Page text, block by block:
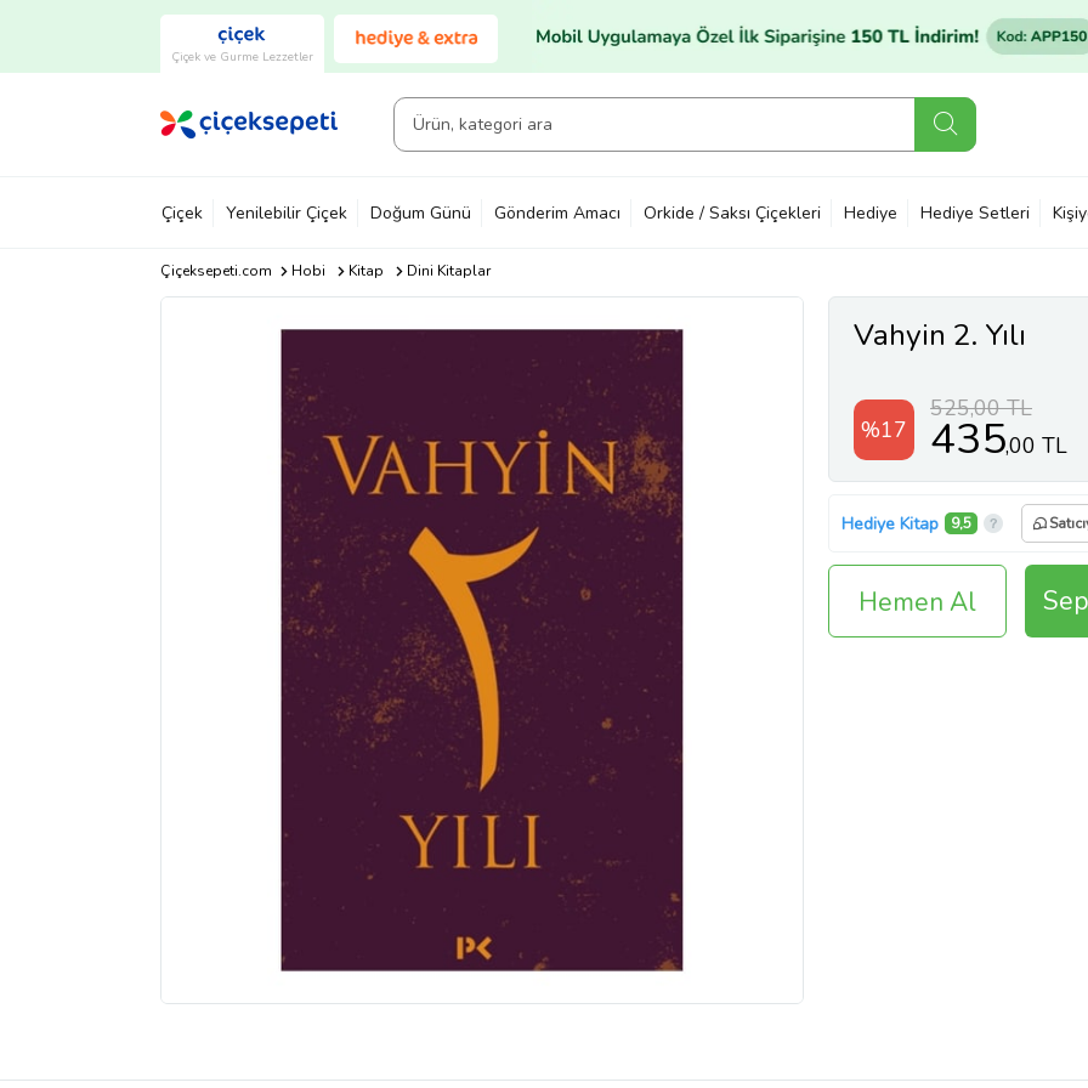
Çiçek ve Gurme Lezzetler
Çiçek Yenilebilir Çiçek Doğum Günü Gönderim Amacı Orkide / Saksı Çiçekleri Hediye Hediye Setleri
Çiçeksepeti.com Hobi Kitap Dini Kitaplar
Vahyin 2. Yılı
%17
525,00 TL
435,00 TL
Hediye Kitap 9,5
Hemen Al